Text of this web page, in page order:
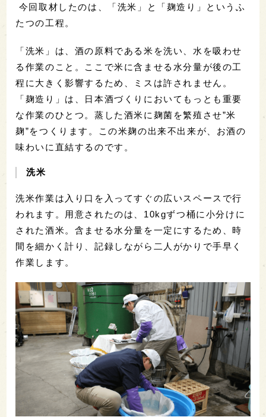
今回取材したのは、「洗米」と「麹造り」というふ
たつの工程。
「洗米」は、酒の原料である米を洗い、水を吸わせ
る作業のこと。ここで米に含ませる水分量が後の工
程に大きく影響するため、ミスは許されません。
「麹造り」は、日本酒づくりにおいてもっとも重要
な作業のひとつ。蒸した酒米に麹菌を繁殖させ”米
麹”をつくります。この米麹の出来不出来が、お酒の
味わいに直結するのです。
洗米
洗米作業は入り口を入ってすぐの広いスペースで行
われます。用意されたのは、10kgずつ桶に小分けに
された酒米。含ませる水分量を一定にするため、時
間を細かく計り、記録しながら二人がかりで手早く
作業します。